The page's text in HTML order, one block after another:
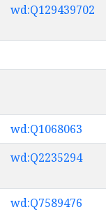
wd:Q129439702
wd:Q1068063
wd:Q2235294
wd:Q7589476